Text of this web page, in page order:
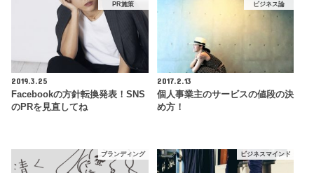
PR施策
2019.3.25
Facebookの方針転換発表！SNS
のPRを見直してね
ビジネス論
2017.2.13
個人事業主のサービスの値段の決
め方！
ブランディング ビジネスマインド